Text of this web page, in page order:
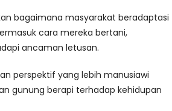
bagaimana masyarakat beradaptasi
cara mereka bertani,
ancaman letusan.
perspektif yang lebih manusiawi
gunung berapi terhadap kehidupan